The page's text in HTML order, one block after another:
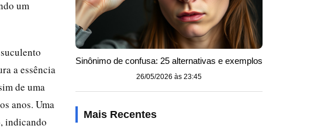
um
a essência
de uma
anos. Uma
indicando
Sinônimo de confusa: 25 alternativas e exemplos
26/05/2026 às 23:45
Mais Recentes